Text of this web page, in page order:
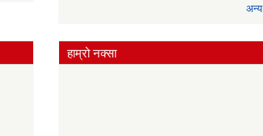
अन्य
हाम्रो नक्सा